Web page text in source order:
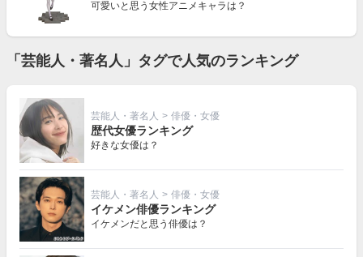
可愛いと思う女性アニメキャラは？
「芸能人・著名人」タグで人気のランキング
芸能人・著名人 > 俳優・女優
歴代女優ランキング
好きな女優は？
芸能人・著名人 > 俳優・女優
イケメン俳優ランキング
イケメンだと思う俳優は？